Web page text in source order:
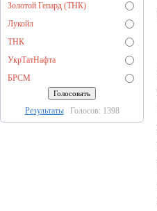
Золотой Гепард (ТНК)
Лукойл
ТНК
УкрТатНафта
БРСМ
РезультатыГолосов: 1398